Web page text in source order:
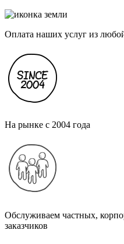
Оплата наших услуг из
На рынке с 2004 года
Обслуживаем частных,
заказчиков